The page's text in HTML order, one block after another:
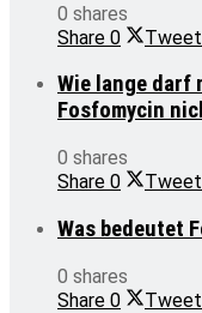
0 shares
Share 0 Tweet
Wie lange darf
Fosfomycin
0 shares
Share 0 Tweet
Was bedeutet
0 shares
Share 0 Tweet